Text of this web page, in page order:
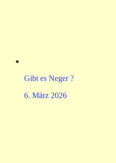
Gibt es Neger ?
6. März 2026